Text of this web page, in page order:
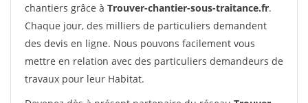
chantiers grâce à Trouver-chantier-sous-traitance.fr.
Chaque jour, des milliers de particuliers demandent
des devis en ligne. Nous pouvons facilement vous
mettre en relation avec des particuliers demandeurs de
travaux pour leur Habitat.